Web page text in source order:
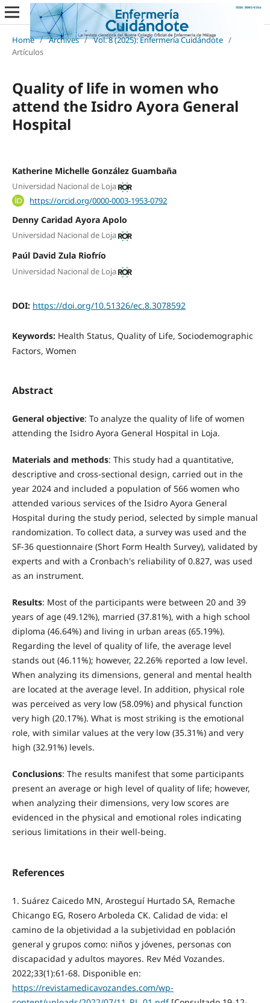
Home / Archives / Vol. 8 (2025): Enfermería Cuidándote /
Artículos
Quality of life in women who
attend the Isidro Ayora General
Hospital
Katherine Michelle González Guambaña
Universidad Nacional de Loja
https://orcid.org/0000-0003-1953-0792
Denny Caridad Ayora Apolo
Universidad Nacional de Loja
Paúl David Zula Riofrío
Universidad Nacional de Loja
DOI: https://doi.org/10.51326/ec.8.3078592
Keywords: Health Status, Quality of Life, Sociodemographic
Factors, Women
Abstract
General objective: To analyze the quality of life of women
attending the Isidro Ayora General Hospital in Loja.
Materials and methods: This study had a quantitative,
descriptive and cross-sectional design, carried out in the
year 2024 and included a population of 566 women who
attended various services of the Isidro Ayora General
Hospital during the study period, selected by simple manual
randomization. To collect data, a survey was used and the
SF-36 questionnaire (Short Form Health Survey), validated by
experts and with a Cronbach's reliability of 0.827, was used
as an instrument.
Results: Most of the participants were between 20 and 39
years of age (49.12%), married (37.81%), with a high school
diploma (46.64%) and living in urban areas (65.19%).
Regarding the level of quality of life, the average level
stands out (46.11%); however, 22.26% reported a low level.
When analyzing its dimensions, general and mental health
are located at the average level. In addition, physical role
was perceived as very low (58.09%) and physical function
very high (20.17%). What is most striking is the emotional
role, with similar values at the very low (35.31%) and very
high (32.91%) levels.
Conclusions: The results manifest that some participants
present an average or high level of quality of life; however,
when analyzing their dimensions, very low scores are
evidenced in the physical and emotional roles indicating
serious limitations in their well-being.
References
1. Suárez Caicedo MN, Arosteguí Hurtado SA, Remache
Chicango EG, Rosero Arboleda CK. Calidad de vida: el
camino de la objetividad a la subjetividad en población
general y grupos como: niños y jóvenes, personas con
discapacidad y adultos mayores. Rev Méd Vozandes.
2022;33(1):61-68. Disponible en:
https://revistamedicavozandes.com/wp-